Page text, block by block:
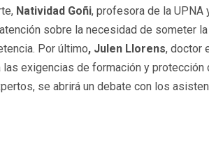
Natividad Goñi, profesora de la UPNA
sobre la necesidad de someter
Por último, Julen Llorens, doctor
exigencias de formación y
se abrirá un debate con los